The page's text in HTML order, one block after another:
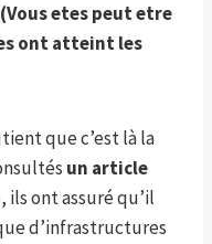
(Vous etes peut etre
ont atteint les
que c’est là la
un article
ils ont assuré qu’il
d’infrastructures